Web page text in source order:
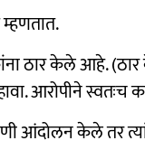
ठार केले आहे.
आरोपीने स्वतःच
आंदोलन केले तर